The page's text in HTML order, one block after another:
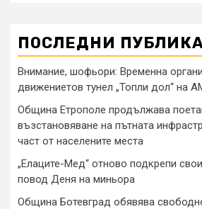
ПОСЛЕДНИ
Внимание, шофьори: Временна
движениетов тунел „Топли дол“ на
Община Етрополе продължава
възстановяване на пътната
част от населените места
„Елаците-Мед“ отново подкрепи
повод Деня на миньора
Община Ботевград обявява